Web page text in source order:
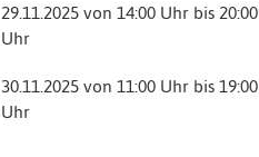
29.11.2025 von 14:00 Uhr bis 20:00
Uhr
30.11.2025 von 11:00 Uhr bis 19:00
Uhr